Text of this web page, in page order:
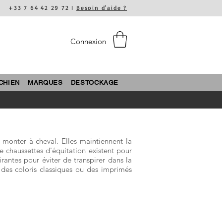
+33 7 64 42 29 72 I Besoin d'aide ?
Connexion
MARQUES DESTOCKAGE
à cheval. Elles maintiennent la
d'équitation existent pour
pour éviter de transpirer dans la
coloris classiques ou des imprimés